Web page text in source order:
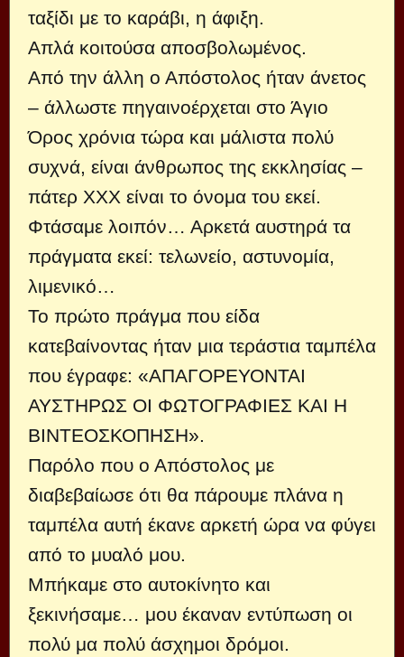
ταξίδι με το καράβι, η άφιξη.
Απλά κοιτούσα αποσβολωμένος.
Από την άλλη ο Απόστολος ήταν άνετος
– άλλωστε πηγαινοέρχεται στο Άγιο
Όρος χρόνια τώρα και μάλιστα πολύ
συχνά, είναι άνθρωπος της εκκλησίας –
πάτερ ΧΧΧ είναι το όνομα του εκεί.
Φτάσαμε λοιπόν… Αρκετά αυστηρά τα
πράγματα εκεί: τελωνείο, αστυνομία,
λιμενικό…
Το πρώτο πράγμα που είδα
κατεβαίνοντας ήταν μια τεράστια ταμπέλα
που έγραφε: «ΑΠΑΓΟΡΕΥΟΝΤΑΙ
ΑΥΣΤΗΡΩΣ ΟΙ ΦΩΤΟΓΡΑΦΙΕΣ ΚΑΙ Η
ΒΙΝΤΕΟΣΚΟΠΗΣΗ».
Παρόλο που ο Απόστολος με
διαβεβαίωσε ότι θα πάρουμε πλάνα η
ταμπέλα αυτή έκανε αρκετή ώρα να φύγει
από το μυαλό μου.
Μπήκαμε στο αυτοκίνητο και
ξεκινήσαμε… μου έκαναν εντύπωση οι
πολύ μα πολύ άσχημοι δρόμοι.